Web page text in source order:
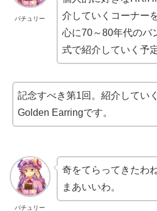
パチュリー
介していくコーナー
心に70～80年代のバ
式で紹介していく予
記念すべき第1回。紹介してい
Golden Earringです。
パチュリー
奇をてらってきたわね
まあいいわ。